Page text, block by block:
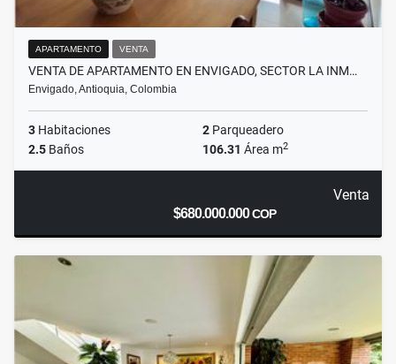
APARTAMENTO VENTA
VENTA DE APARTAMENTO EN ENVIGADO, SECTOR LA INM…
Envigado, Antioquia, Colombia
3 Habitaciones 2 Parqueadero
2.5 Baños 106.31 Área m2
Venta
$680.000.000COP